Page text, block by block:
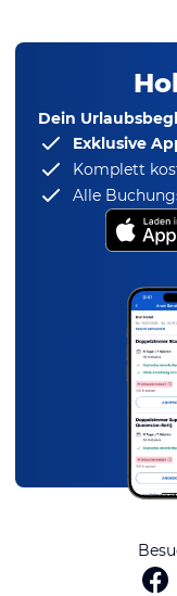
Dein
Exklusive
Komplett
Alle